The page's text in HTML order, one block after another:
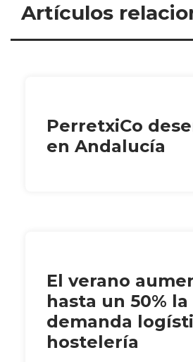
Artículos
PerretxiCo
en Andalucía
El verano
hasta un 50% la
demanda
hostelería